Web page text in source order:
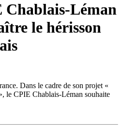
Chablais-Léman
le hérisson
Dans le cadre de son projet «
le CPIE Chablais-Léman souhaite